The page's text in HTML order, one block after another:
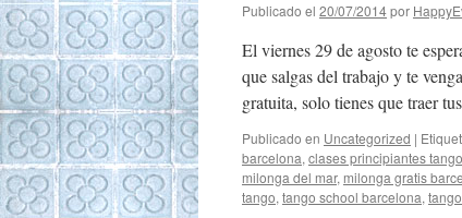
Publicado el 20/07/2014por
El viernes 29 de agosto te
que salgas del trabajo y te
gratuita, solo tienes que traer
Publicado en Uncategorized |
barcelona, clases principiantes tango
milonga del mar, milonga gratis
tango, tango school barcelona,